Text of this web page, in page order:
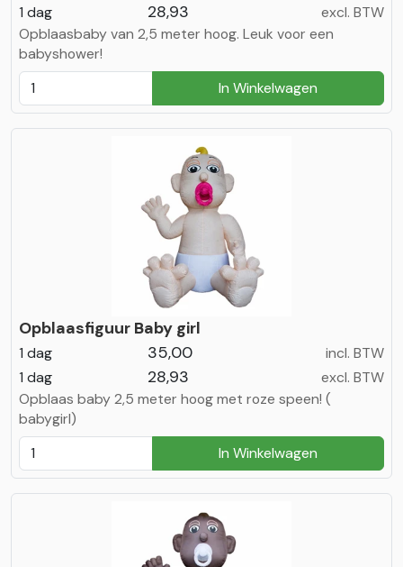
1 dag
28,93
excl. BTW
Opblaasbaby van 2,5 meter hoog. Leuk voor een
babyshower!
In Winkelwagen
Opblaasfiguur Baby girl
1 dag 35,00
incl. BTW
1 dag
28,93
excl. BTW
Opblaas baby 2,5 meter hoog met roze speen! (
babygirl)
In Winkelwagen